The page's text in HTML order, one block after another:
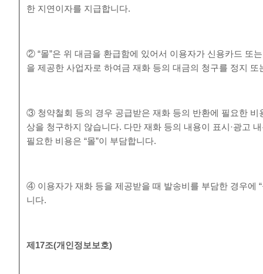
한 지연이자를 지급합니다.
② “몰”은 위 대금을 환급함에 있어서 이용자가 신용카드 또
을 제공한 사업자로 하여금 재화 등의 대금의 청구를 정지
③ 청약철회 등의 경우 공급받은 재화 등의 반환에 필요한 비
상을 청구하지 않습니다. 다만 재화 등의 내용이 표시·광고
필요한 비용은 “몰”이 부담합니다.
④ 이용자가 재화 등을 제공받을 때 발송비를 부담한 경우에
니다.
제 17조(개인정보보호)